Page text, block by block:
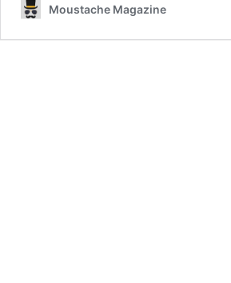
Moustache Magazine